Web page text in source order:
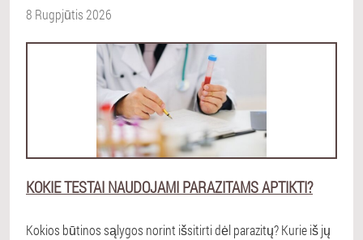
8 Rugpjūtis 2026
KOKIE TESTAI NAUDOJAMI PARAZITAMS APTIKTI?
Kokios būtinos sąlygos norint išsitirti dėl parazitų? Kurie iš jų